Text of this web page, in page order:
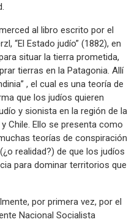
al libro escrito por el
“El Estado judío” (1882), en
situar la tierra prometida,
tierras en la Patagonia. Allí
, el cual es una teoría de
que los judíos quieren
y sionista en la región de la
Chile. Ello se presenta como
teorías de conspiración
realidad?) de que los judíos
para dominar territorios que
por primera vez, por el
Nacional Socialista